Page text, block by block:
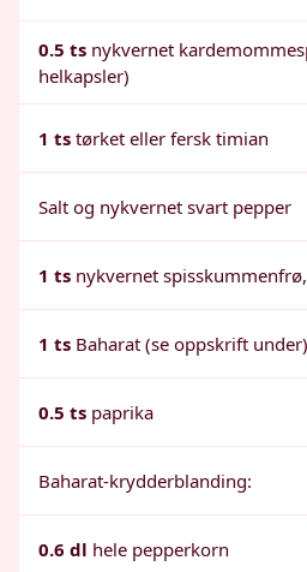
0.5 ts nykvernet
helkapsler)
1 ts tørket eller fersk timian
Salt og nykvernet svart pepper
1 ts nykvernet
1 ts Baharat (se oppskrift under)
0.5 ts paprika
Baharat-krydderblanding:
0.6 dl hele pepperkorn